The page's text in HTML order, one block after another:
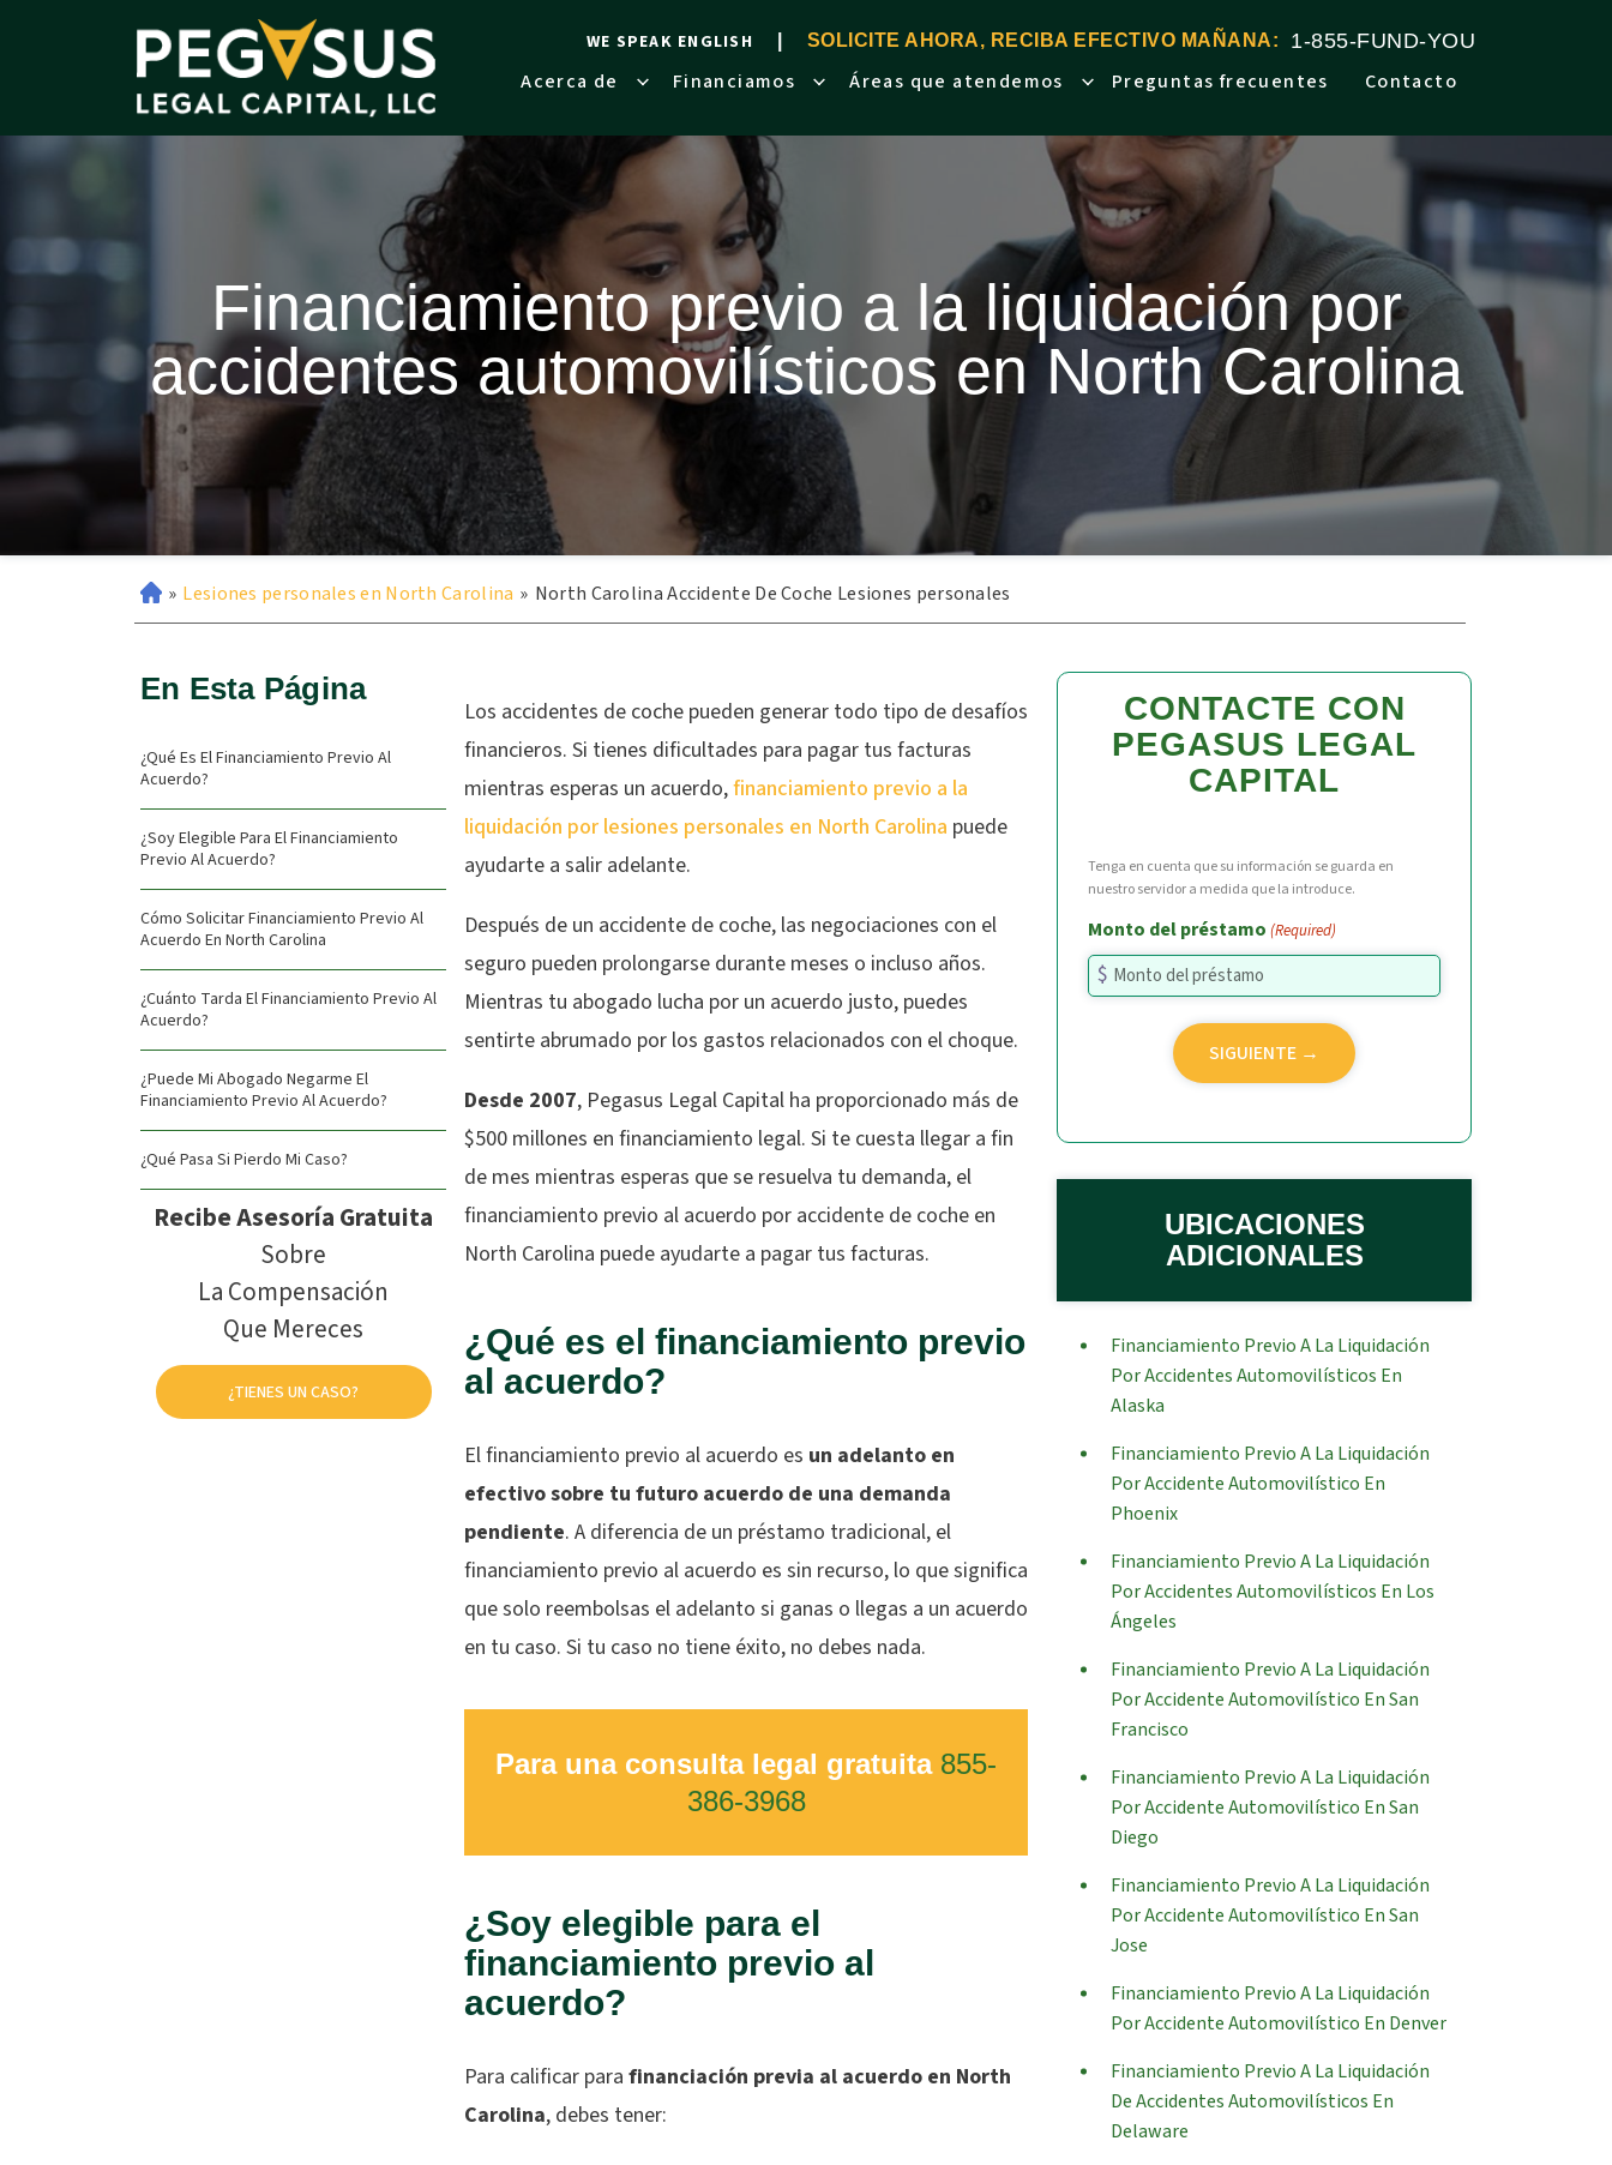
WE SPEAK ENGLISH SOLICITE AHORA, RECIBA EFECTIVO MAÑANA: 1-855-FUND-YOU
Acerca de Financiamos Áreas que atendemos Preguntas frecuentes Contacto
Financiamiento previo a la liquidación por
accidentes automovilísticos en North Carolina
» Lesiones personales en North Carolina » North Carolina Accidente De Coche Lesiones personales
En Esta Página
¿Qué Es El Financiamiento Previo Al
Acuerdo?
¿Soy Elegible Para El Financiamiento
Previo Al Acuerdo?
Cómo Solicitar Financiamiento Previo Al
Acuerdo En North Carolina
¿Cuánto Tarda El Financiamiento Previo Al
Acuerdo?
¿Puede Mi Abogado Negarme El
Financiamiento Previo Al Acuerdo?
¿Qué Pasa Si Pierdo Mi Caso?
Recibe Asesoría Gratuita
Sobre
La Compensación
Que Mereces
¿TIENES UN CASO?
Los accidentes de coche pueden generar todo tipo de desafíos
financieros. Si tienes dificultades para pagar tus facturas
mientras esperas un acuerdo,financiamiento previo a la
liquidación por lesiones personales en North Carolina puede
ayudarte a salir adelante.
Después de un accidente de coche, las negociaciones con el
seguro pueden prolongarse durante meses o incluso años.
Mientras tu abogado lucha por un acuerdo justo, puedes
sentirte abrumado por los gastos relacionados con el choque.
Desde 2007, Pegasus Legal Capital ha proporcionado más de
$500 millones en financiamiento legal. Si te cuesta llegar a fin
de mes mientras esperas que se resuelva tu demanda, el
financiamiento previo al acuerdo por accidente de coche en
North Carolina puede ayudarte a pagar tus facturas.
¿Qué es el financiamiento previo
al acuerdo?
El financiamiento previo al acuerdo es un adelanto en
efectivo sobre tu futuro acuerdo de una demanda
pendiente. A diferencia de un préstamo tradicional, el
financiamiento previo al acuerdo es sin recurso, lo que significa
que solo reembolsas el adelanto si ganas o llegas a un acuerdo
en tu caso. Si tu caso no tiene éxito, no debes nada.
Para una consulta legal gratuita 855-
386-3968
¿Soy elegible para el
financiamiento previo al
acuerdo?
Para calificar para financiación previa al acuerdo en North
Carolina, debes tener:
CONTACTE CON
PEGASUS LEGAL
CAPITAL
Tenga en cuenta que su información se guarda en
nuestro servidor a medida que la introduce.
Monto del préstamo (Required)
UBICACIONES
ADICIONALES
Financiamiento Previo A La Liquidación
Por Accidentes Automovilísticos En
Alaska
Financiamiento Previo A La Liquidación
Por Accidente Automovilístico En
Phoenix
Financiamiento Previo A La Liquidación
Por Accidentes Automovilísticos En Los
Ángeles
Financiamiento Previo A La Liquidación
Por Accidente Automovilístico En San
Francisco
Financiamiento Previo A La Liquidación
Por Accidente Automovilístico En San
Diego
Financiamiento Previo A La Liquidación
Por Accidente Automovilístico En San
Jose
Financiamiento Previo A La Liquidación
Por Accidente Automovilístico En Denver
Financiamiento Previo A La Liquidación
De Accidentes Automovilísticos En
Delaware